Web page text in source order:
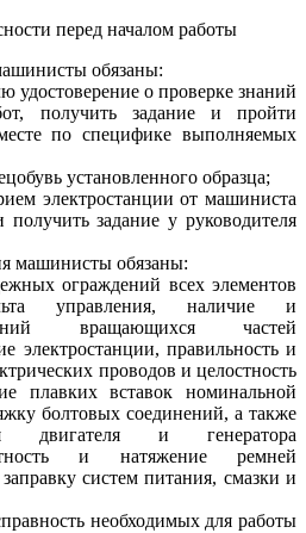
перед началом работы
обязаны:
удостоверение о проверке знаний
получить задание и пройти
по специфике выполняемых
установленного образца;
электростанции от машиниста
задание у руководителя
машинисты обязаны:
ограждений всех элементов
управления, наличие и
вращающихся частей
электростанции, правильность и
проводов и целостность
плавких вставок номинальной
болтовых соединений, а также
двигателя и генератора
и натяжение ремней
систем питания, смазки и
необходимых для работы